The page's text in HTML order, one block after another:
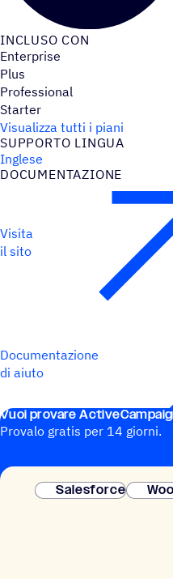
INCLUSO CON
Enterprise
Plus
Professional
Starter
Visualizza tutti i piani
SUPPORTO LINGUA
Inglese
DOCU­MEN­TA­ZIONE
Visita
il sito
Documentazione
di aiuto
Vuoi provare
Provalo gratis per 14 giorni.
Salesforce